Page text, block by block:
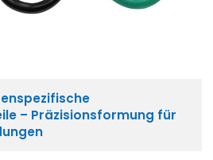
– Präzisionsformung für